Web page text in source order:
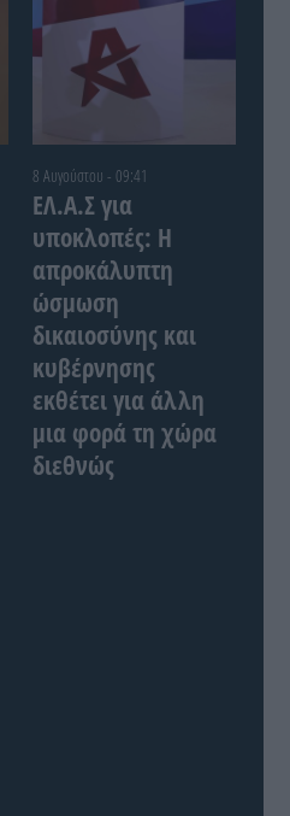
8 Αυγούστου - 09:41
ΕΛ.Α.Σ για
υποκλοπές: Η
απροκάλυπτη
ώσμωση
δικαιοσύνης και
κυβέρνησης
εκθέτει για άλλη
μια φορά τη χώρα
διεθνώς